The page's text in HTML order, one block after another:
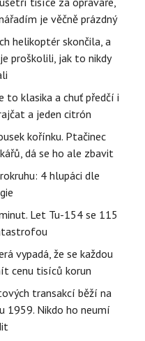
je věčně prázdný
helikoptér skončila, a
proškolili, jak to nikdy
to klasika a chuť předčí i
a jeden citrón
kořínku. Ptačinec
dá se ho ale zbavit
4 hlupáci dle
Let Tu-154 se 115
vypadá, že se každou
cenu tisíců korun
transakcí běží na
1959. Nikdo ho neumí